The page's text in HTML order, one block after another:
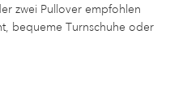
zwei Pullover empfohlen
bequeme Turnschuhe oder